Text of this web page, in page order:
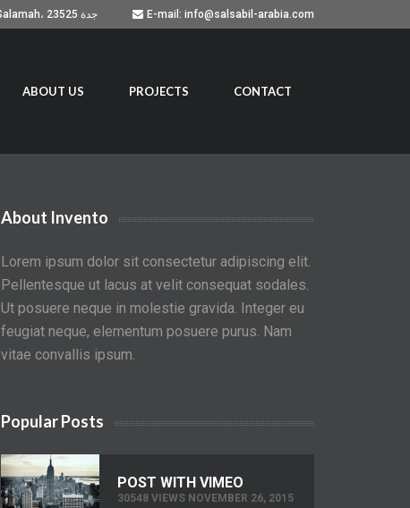
Building No. 7051, Prince Sultan Road, As Salamah، جدة 23525 E-mail: info@salsabil-arabia.com
ABOUT US PROJECTS CONTACT
About Invento
Lorem ipsum dolor sit consectetur adipiscing elit.
Pellentesque ut lacus at velit consequat sodales.
Ut posuere neque in molestie gravida. Integer eu
feugiat neque, elementum posuere purus. Nam
vitae convallis ipsum.
Popular Posts
POST WITH VIMEO
30548 VIEWS NOVEMBER 26, 2015